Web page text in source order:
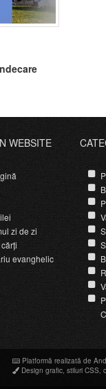
WEBSITE
zi de zi
evanghelic
Platformă realizată de
Design grafic stiluri CSS